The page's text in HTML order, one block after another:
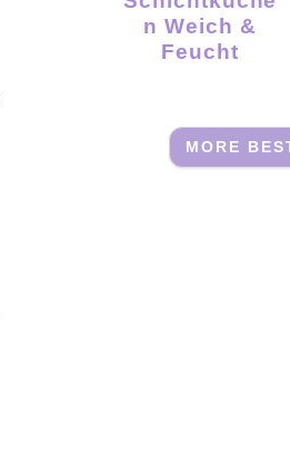
N Weich &
Feucht
MORE